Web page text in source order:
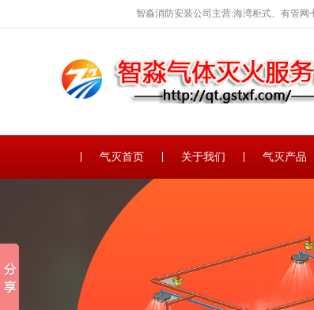
智淼消防安装公司主营:海湾柜式、有管
气灭首页 关于我们 气灭产品